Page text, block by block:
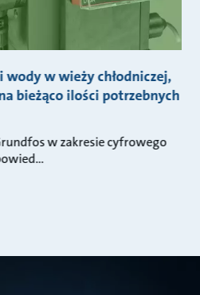
w wieży chłodniczej,
bieżąco ilości potrzebnych
w zakresie cyfrowego